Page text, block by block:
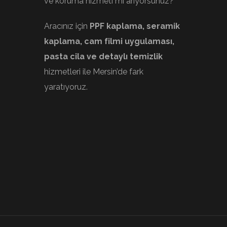
Aracınız için PPF kaplama, seramik
kaplama, cam filmi uygulaması,
pasta cila ve detaylı temizlik
hizmetleri ile Mersin’de fark
yaratıyoruz.